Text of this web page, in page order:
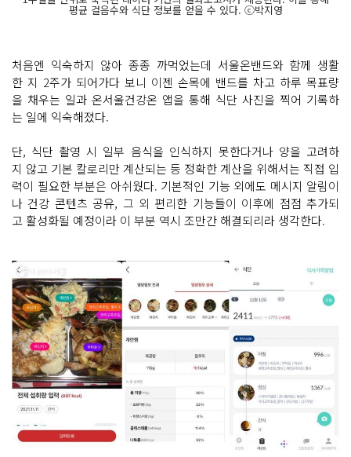
평균 걸음수와 식단 정보를 얻을 수 있다. ⓒ박지영
처음엔 익숙하지 않아 종종 까먹었는데 서울온밴드와 함께 생활
한 지 2주가 되어가다 보니 이젠 손목에 밴드를 차고 하루 목표량
을 채우는 일과 온서울건강온 앱을 통해 식단 사진을 찍어 기록하
는 일에 익숙해졌다.
단, 식단 촬영 시 일부 음식을 인식하지 못한다거나 양을 고려하
지 않고 기본 칼로리만 계산되는 등 정확한 계산을 위해서는 직접 입
력이 필요한 부분은 아쉬웠다. 기본적인 기능 외에도 메시지 알림이
나 건강 콘텐츠 공유, 그 외 편리한 기능들이 이후에 점점 추가되
고 활성화될 예정이라 이 부분 역시 조만간 해결되리라 생각한다.